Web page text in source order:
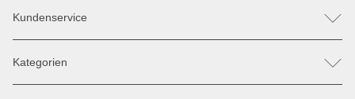
Kundenservice
Hilfe & Kontakt
Retoure / Reklamation anmelden
Kategorien